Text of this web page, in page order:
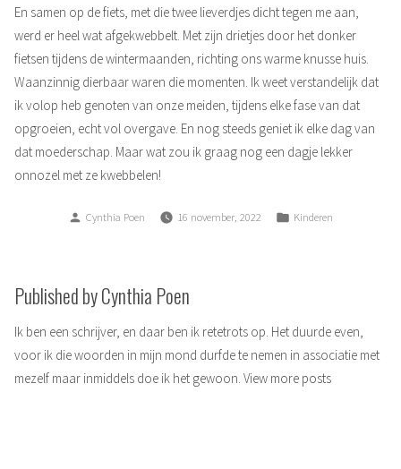
En samen op de fiets, met die twee lieverdjes dicht tegen me aan,
werd er heel wat afgekwebbelt. Met zijn drietjes door het donker
fietsen tijdens de wintermaanden, richting ons warme knusse huis.
Waanzinnig dierbaar waren die momenten. Ik weet verstandelijk dat
ik volop heb genoten van onze meiden, tijdens elke fase van dat
opgroeien, echt vol overgave. En nog steeds geniet ik elke dag van
dat moederschap. Maar wat zou ik graag nog een dagje lekker
onnozel met ze kwebbelen!
Posted
Cynthia Poen 16 november, 2022
Posted
Kinderen
Published by Cynthia Poen
Ik ben een schrijver, en daar ben ik retetrots op. Het duurde even,
voor ik die woorden in mijn mond durfde te nemen in associatie met
mezelf maar inmiddels doe ik het gewoon. View more posts